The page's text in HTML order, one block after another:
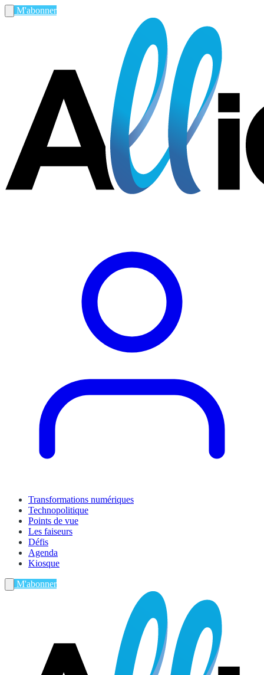
M'abonner
Transformations numériques
Technopolitique
Points de vue
Les faiseurs
Défis
Agenda
Kiosque
M'abonner